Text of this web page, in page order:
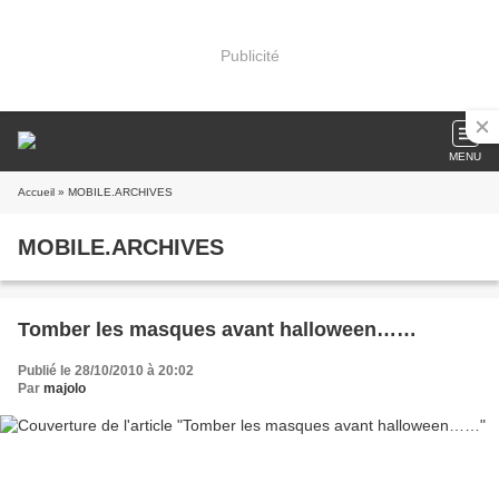
Publicité
MENU
Accueil » MOBILE.ARCHIVES
MOBILE.ARCHIVES
Tomber les masques avant halloween……
Publié le 28/10/2010 à 20:02
Par majolo